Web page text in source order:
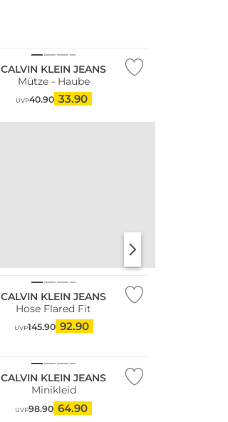
CALVIN KLEIN JEANS
Mütze - Haube
UVP40.90 33.90
CALVIN KLEIN JEANS
Hose Flared Fit
UVP145.90 92.90
CALVIN KLEIN JEANS
Minikleid
UVP98.90 64.90